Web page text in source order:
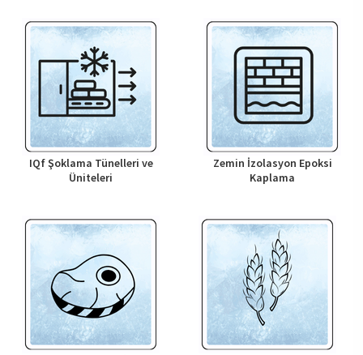
IQf Şoklama Tünelleri ve
Üniteleri
Zemin İzolasyon Epoksi
Kaplama